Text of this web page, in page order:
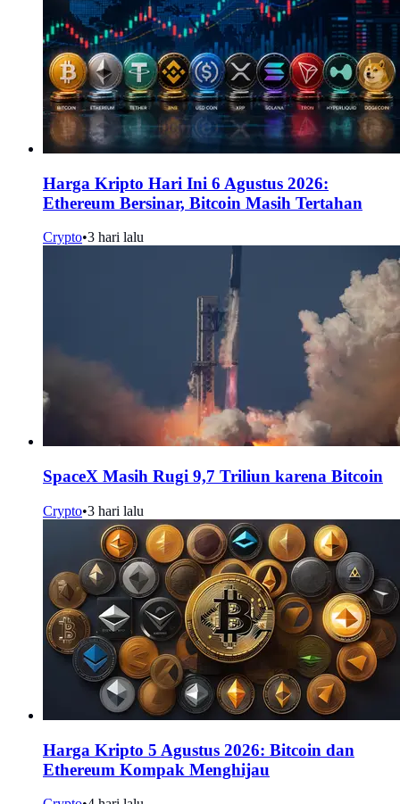
Harga Kripto Hari Ini 6 Agustus 2026:
Ethereum Bersinar, Bitcoin Masih Tertahan
Crypto•3 hari lalu
SpaceX Masih Rugi 9,7 Triliun karena Bitcoin
Crypto•3 hari lalu
Harga Kripto 5 Agustus 2026: Bitcoin dan
Ethereum Kompak Menghijau